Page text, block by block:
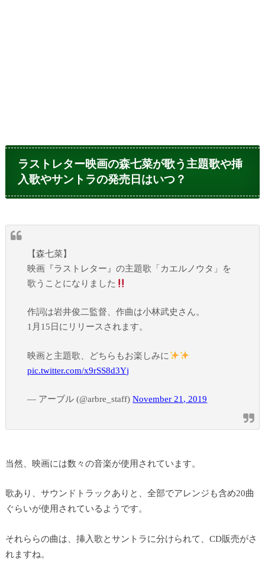
ラストレター映画の森七菜が歌う主題歌や挿
入歌やサントラの発売日はいつ？
【森七菜】
映画『ラストレター』の主題歌「カエルノウタ」を
歌うことになりました
作詞は岩井俊二監督、作曲は小林武史さん。
1月15日にリリースされます。
映画と主題歌、どちらもお楽しみに
pic.twitter.com/x9rSS8d3Yj
— アーブル (@arbre_staff)November 21, 2019
当然、映画には数々の音楽が使用されています。
歌あり、サウンドトラックありと、全部でアレンジも含め20曲
ぐらいが使用されているようです。
それららの曲は、挿入歌とサントラに分けられて、CD販売がさ
れますね。